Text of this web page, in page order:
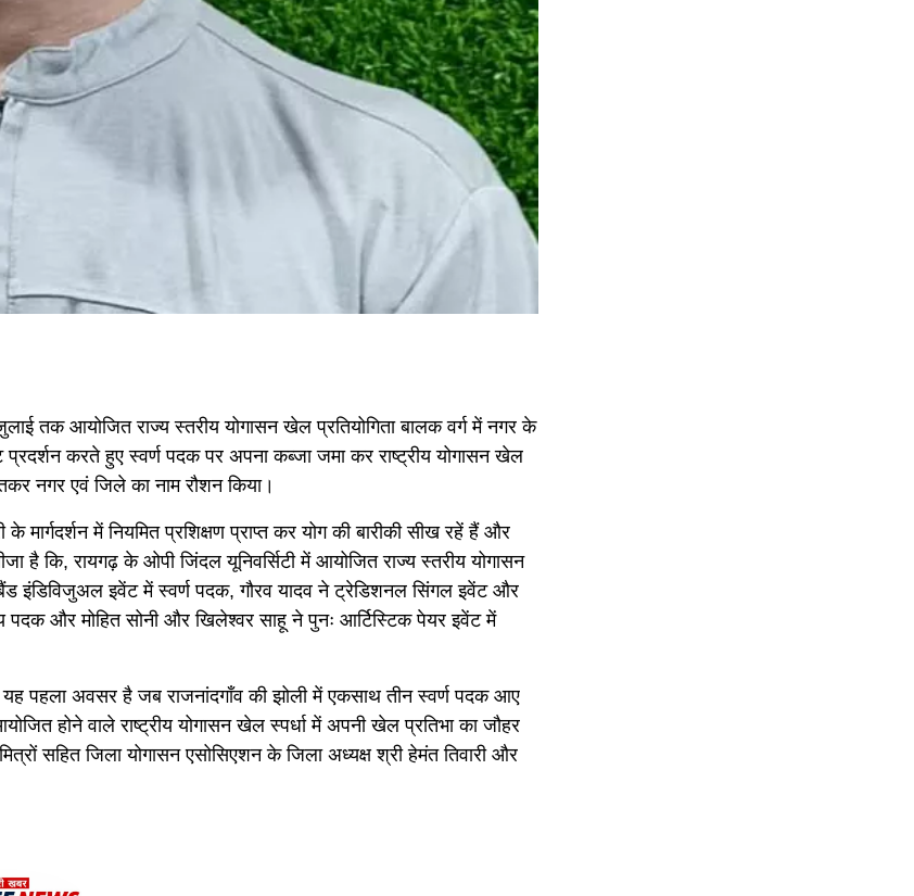
तक आयोजित राज्य स्तरीय योगासन खेल प्रतियोगिता बालक वर्ग में नगर के
करते हुए स्वर्ण पदक पर अपना कब्जा जमा कर राष्ट्रीय योगासन खेल
नगर एवं जिले का नाम रौशन किया।
मार्गदर्शन में नियमित प्रशिक्षण प्राप्त कर योग की बारीकी सीख रहें हैं और
है कि, रायगढ़ के ओपी जिंदल यूनिवर्सिटी में आयोजित राज्य स्तरीय योगासन
बैंड इंडिविजुअल इवेंट में स्वर्ण पदक, गौरव यादव ने ट्रेडिशनल सिंगल इवेंट और
और मोहित सोनी और खिलेश्वर साहू ने पुनः आर्टिस्टिक पेयर इवेंट में
पहला अवसर है जब राजनांदगाँव की झोली में एकसाथ तीन स्वर्ण पदक आए
होने वाले राष्ट्रीय योगासन खेल स्पर्धा में अपनी खेल प्रतिभा का जौहर
सहित जिला योगासन एसोसिएशन के जिला अध्यक्ष श्री हेमंत तिवारी और